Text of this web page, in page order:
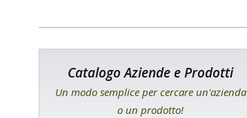
Catalogo Aziende e Prodotti
Un modo semplice per cercare un'azienda
o un prodotto!